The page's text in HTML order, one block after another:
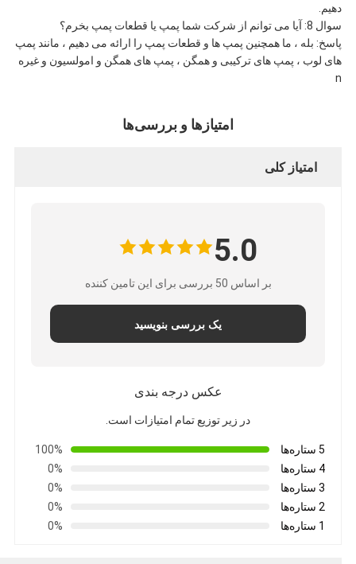
دهیم.
سوال 8: آیا می توانم از شرکت شما پمپ یا قطعات پمپ بخرم؟
پاسخ: بله ، ما همچنین پمپ ها و قطعات پمپ را ارائه می دهیم ، مانند پمپ
های لوب ، پمپ های ترکیبی و همگن ، پمپ های همگن و امولسیون و غیره
n
امتیازها و بررسی‌ها
امتیاز کلی
5.0
بر اساس 50 بررسی برای این تامین کننده
یک بررسی بنویسید
عکس درجه بندی
در زیر توزیع تمام امتیازات است.
5 ستاره‌ها
100%
4 ستاره‌ها
0%
3 ستاره‌ها
0%
2 ستاره‌ها
0%
1 ستاره‌ها
0%